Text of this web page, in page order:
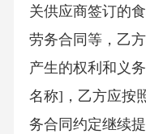
关供应商签订的
劳务合同等，乙
产生的权利和义
名称]，乙方应按
务合同约定继续